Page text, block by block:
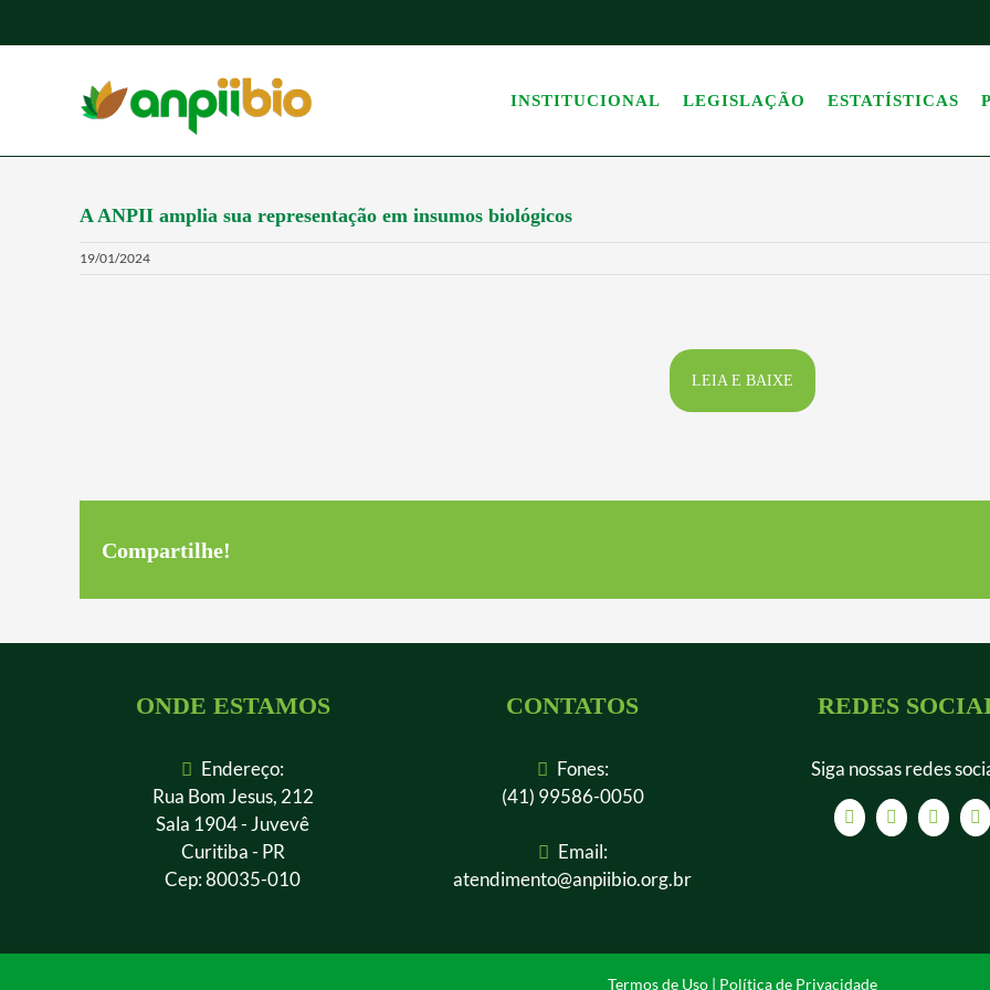
para
INSTITUCIONAL LEGISLAÇÃO ESTATÍSTICAS
A ANPII amplia sua representação em insumos biológicos
19/01/2024
LEIA E BAIXE
Compartilhe!
ONDE ESTAMOS
Endereço:
Rua Bom Jesus, 212
Sala 1904 - Juvevê
Curitiba - PR
Cep: 80035-010
CONTATOS
Fones:
(41) 99586-0050
Email:
atendimento@anpiibio.org.br
REDES
Siga nossas redes
Termos de Uso | Política de Privacidade